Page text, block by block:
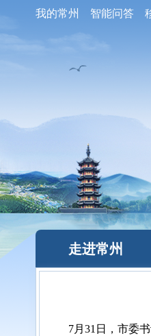
我的常州 智能问答
走进常州
7月31日，市委